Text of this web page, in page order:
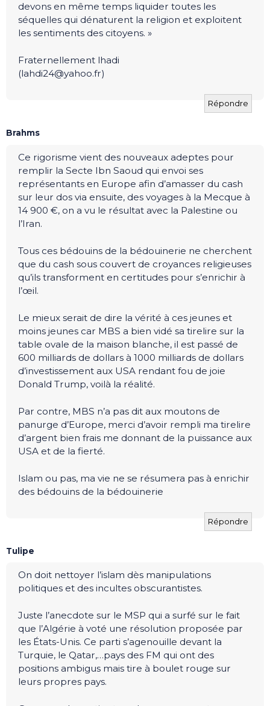
devons en même temps liquider toutes les
séquelles qui dénaturent la religion et exploitent
les sentiments des citoyens. »
Fraternellement lhadi
(lahdi24@yahoo.fr)
Répondre
Brahms
Ce rigorisme vient des nouveaux adeptes pour
remplir la Secte Ibn Saoud qui envoi ses
représentants en Europe afin d’amasser du cash
sur leur dos via ensuite, des voyages à la Mecque à
14 900 €, on a vu le résultat avec la Palestine ou
l’Iran.
Tous ces bédouins de la bédouinerie ne cherchent
que du cash sous couvert de croyances religieuses
qu’ils transforment en certitudes pour s’enrichir à
l’œil.
Le mieux serait de dire la vérité à ces jeunes et
moins jeunes car MBS a bien vidé sa tirelire sur la
table ovale de la maison blanche, il est passé de
600 milliards de dollars à 1000 milliards de dollars
d’investissement aux USA rendant fou de joie
Donald Trump, voilà la réalité.
Par contre, MBS n’a pas dit aux moutons de
panurge d’Europe, merci d’avoir rempli ma tirelire
d’argent bien frais me donnant de la puissance aux
USA et de la fierté.
Islam ou pas, ma vie ne se résumera pas à enrichir
des bédouins de la bédouinerie
Répondre
Tulipe
On doit nettoyer l’islam dès manipulations
politiques et des incultes obscurantistes.
Juste l’anecdote sur le MSP qui a surfé sur le fait
que l’Algérie à voté une résolution proposée par
les États-Unis. Ce parti s’agenouille devant la
Turquie, le Qatar,…pays des FM qui ont des
positions ambigus mais tire à boulet rouge sur
leurs propres pays.